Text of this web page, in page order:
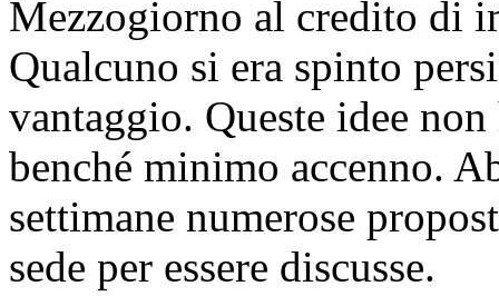
Mezzogiorno al credito di
Qualcuno si era spinto
vantaggio. Queste idee
benché minimo accenno.
settimane numerose
sede per essere discusse.